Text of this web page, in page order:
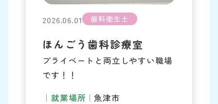
2026.06.01 歯科衛生士
ほんごう歯科診療室
プライベートと両立しやすい職場
です！！
就業場所
魚津市